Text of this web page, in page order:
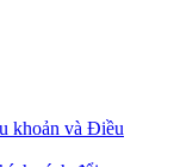
khoản và Điều